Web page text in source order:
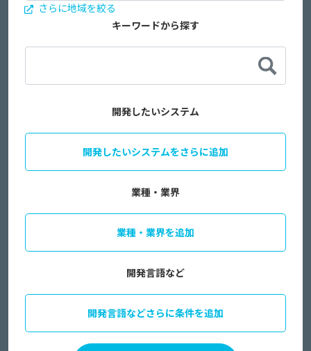
さらに地域を絞る
キーワードから探す
開発したいシステム
開発したいシステムをさらに追加
業種・業界
業種・業界を追加
開発言語など
開発言語などさらに条件を追加